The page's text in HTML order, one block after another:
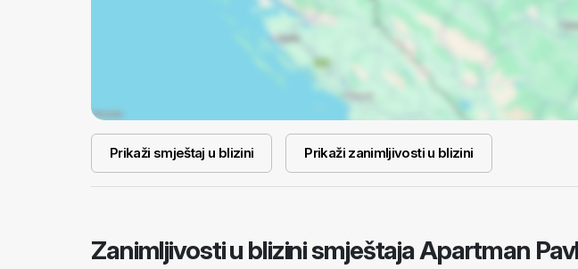
Prikaži smještaj u blizini Prikaži zanimljivosti u blizini
Zanimljivosti u blizini smještaja Apartman